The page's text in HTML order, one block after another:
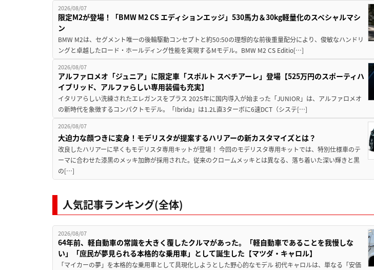
2026/08/07
限定M2が登場！「BMW M2 CS エディションエッジ」530馬力＆30kg軽量化のスペシャルマシ
ン
BMW M2は、セグメント唯一の後輪駆動コンセプトと約50:50の理想的な前後重量配分により、俊敏なハンドリ
ングと卓越したロード・ホールディング性能を実現するMモデル。BMW M2 CS Editio[…]
2026/08/07
アルファロメオ「ジュニア」に限定車「スポルト スペチアーレ」登場【525万円のスポーティハ
イブリッド、アルファらしい専用装備も充実】
イタリアらしい洗練されたエレガンスをプラス 2025年に国内導入が始まった「JUNIOR」は、アルファロメオ
の新時代を象徴するコンパクトモデル。「Ibrida」は1.2L直3ターボに6速DCT（システ[…]
2026/08/07
大迫力な顔つきに変身！モデリスタが提案するハリアーの新カスタマイズとは？
改良したハリアーに早くもモデリスタ専用キットが登場！ 今回のモデリスタ専用キットでは、特別仕様車のテ
ーマに合わせた漆黒のメッキ加飾が採用された。従来のクロームメッキとは異なる、落ち着いた深い輝きと黒
の[…]
人気記事ランキング(全体)
2026/08/07
64年前、軽自動車の常識を大きく覆したクルマがあった。「軽自動車であることを我慢しな
い」「庶民が夢見られる本格的な乗用車」として誕生した【マツダ・キャロル】
「マイカーの夢」を本格的な乗用車として具現化しようとした野心的なモデル 初代キャロルは、単なる「安価